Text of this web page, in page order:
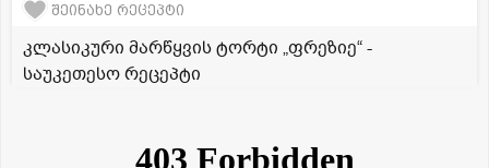
შეინახე რეცეპტი
კლასიკური მარწყვის ტორტი „ფრეზიე“ -
საუკეთესო რეცეპტი